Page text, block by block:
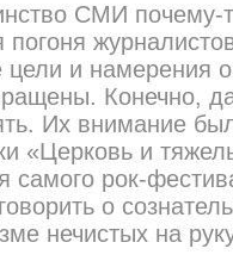
СМИ почему-
погоня
цели и намерения
Конечно,
Их внимание
«Церковь и
самого рок-
о
нечистых на